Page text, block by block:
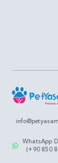
WhatsApp
(+90 850